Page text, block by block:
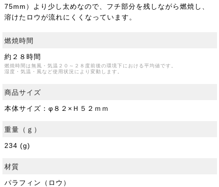
75mm）より少し太めなので、フチ部分を残しながら燃焼し、
溶けたロウが流れにくくなっています。
燃焼時間
約２８時間
燃焼時間は無風・気温２０～２８度前後の環境下における平均値です。
湿度・気温・風など使用状況により変動します。
商品サイズ
本体サイズ：φ８２×Ｈ５２ｍｍ
重量（ｇ）
234 (g)
材質
パラフィン（ロウ）